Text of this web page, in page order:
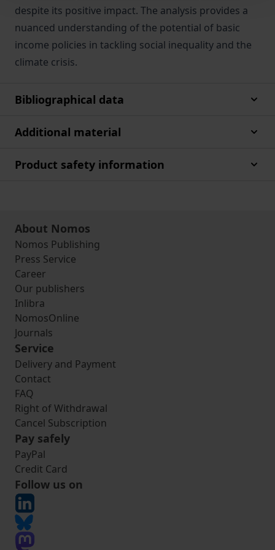
despite its positive impact. The analysis provides a
nuanced understanding of the potential of basic
income policies in tackling social inequality and the
climate crisis.
Bibliographical data
Additional material
Product safety information
About Nomos
Nomos Publishing
Press Service
Career
Our publishers
Inlibra
NomosOnline
Journals
Service
Delivery and Payment
Contact
FAQ
Right of Withdrawal
Cancel Subscription
Pay safely
PayPal
Credit Card
Follow us on